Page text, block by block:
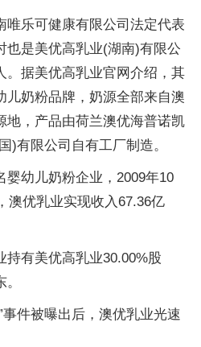
唯乐可健康有限公司法定代表
也是美优高乳业(湖南)有限公
。据美优高乳业官网介绍，其
儿奶粉品牌，奶源全部来自澳
地，产品由荷兰澳优海普诺凯
)有限公司自有工厂制造。
婴幼儿奶粉企业，2009年10
澳优乳业实现收入67.36亿
持有美优高乳业30.00%股
事件被曝出后，澳优乳业光速